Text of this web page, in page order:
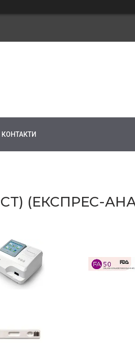
КОНТАКТИ
(ЕКСПРЕС-